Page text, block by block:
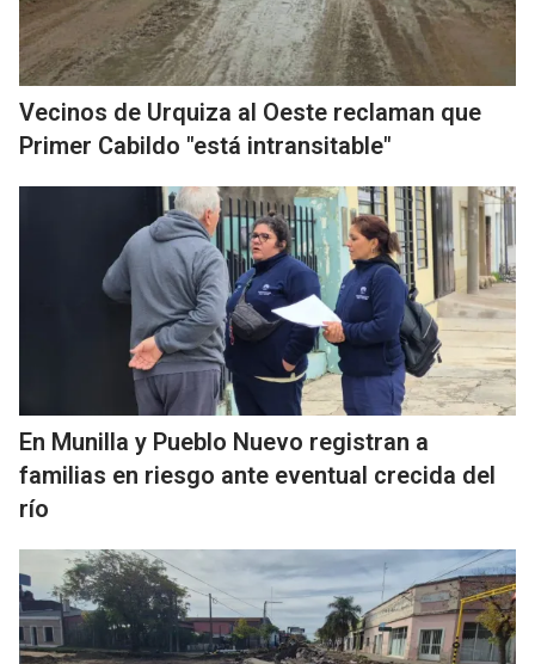
Vecinos de Urquiza al Oeste reclaman que
Primer Cabildo "está intransitable"
En Munilla y Pueblo Nuevo registran a
familias en riesgo ante eventual crecida del
río